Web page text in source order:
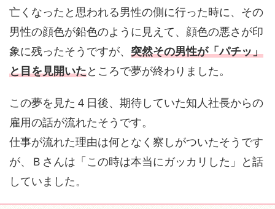
亡くなったと思われる男性の側に行った時に、その
男性の顔色が鉛色のように見えて、顔色の悪さが印
象に残ったそうですが、 突然その男性が「パチッ」
と目を見開いたところで夢が終わりました。
この夢を見た４日後、期待していた知人社長からの
雇用の話が流れたそうです。
仕事が流れた理由は何となく察しがついたそうです
が、Ｂさんは「この時は本当にガッカリした」と話
していました。